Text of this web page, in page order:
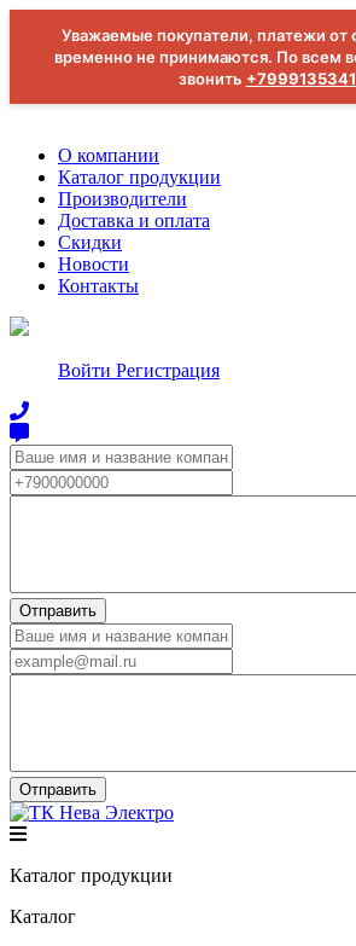
Уважаемые покупатели, платежи от
временно не принимаются. По всем
звонить
О компании
Каталог продукции
Производители
Доставка и оплата
Скидки
Новости
Контакты
Войти Регистрация
Каталог продукции
Каталог